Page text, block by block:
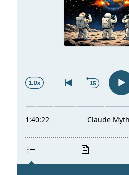
n
g
e
n